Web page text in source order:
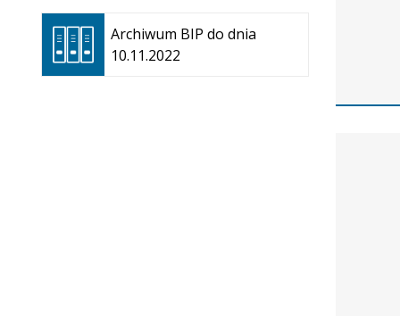
Archiwum BIP do dnia
10.11.2022
Otwiera
się w
nowej
karcie